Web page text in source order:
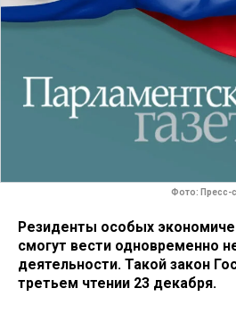
Фото: Пресс-
Резиденты особых
смогут вести одновременно
деятельности. Такой закон
третьем чтении 23 декабря.